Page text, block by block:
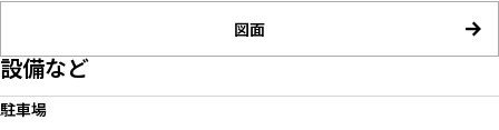
図面
設備など
駐車場